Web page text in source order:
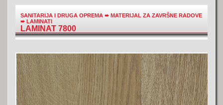
SANITARIJA I DRUGA OPREMA ➨MATERIJAL ZA ZAVRŠNE RADOVE
➨LAMINATI
LAMINAT 7800